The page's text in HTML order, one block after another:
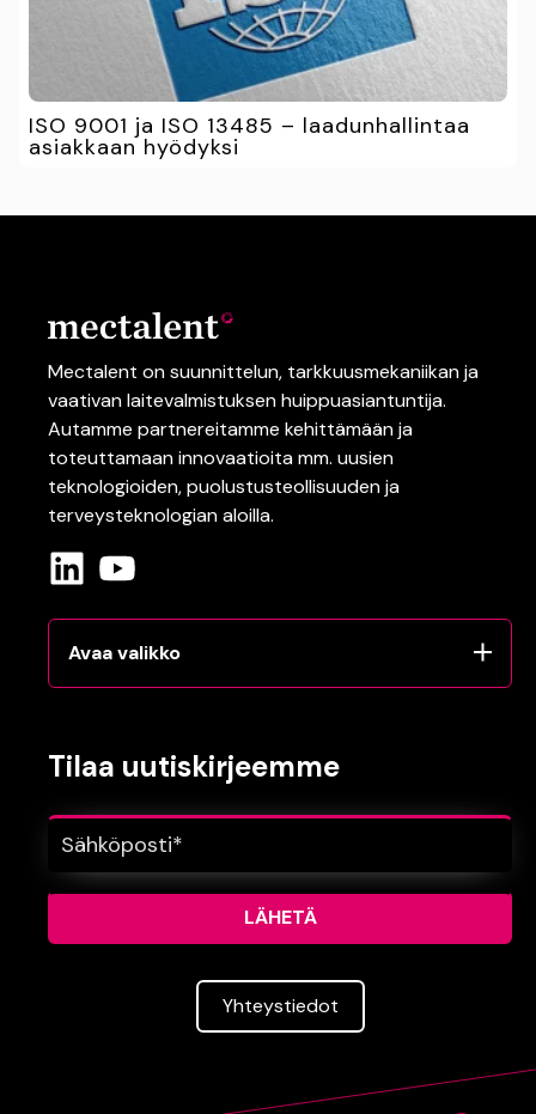
ISO 9001 ja ISO 13485 – laadunhallintaa
asiakkaan hyödyksi
Mectalent on suunnittelun, tarkkuusmekaniikanja
vaativanlaitevalmistuksenhuippuasiantuntija.
Autamme partnereitamme kehittämään ja
toteuttamaan innovaatioita mm. uusien
teknologioiden, puolustusteollisuudenja
terveysteknologianaloilla.
Avaa valikko
Tilaa uutiskirjeemme
Yhteys­tiedot